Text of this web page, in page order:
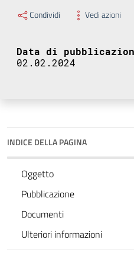
Condividi Vedi azioni
Data di
02.02.2024
INDICE DELLA PAGINA
Oggetto
Pubblicazione
Documenti
Ulteriori informazioni